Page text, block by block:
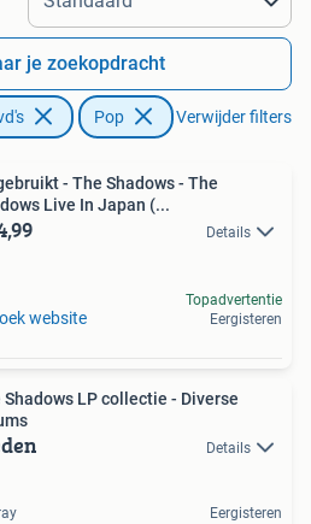
je zoekopdracht
Pop Verwijder filters
- The Shadows - The
Live In Japan (...
Details
website
Topadvertentie
Eergisteren
Shadows LP collectie - Diverse
Details
Eergisteren